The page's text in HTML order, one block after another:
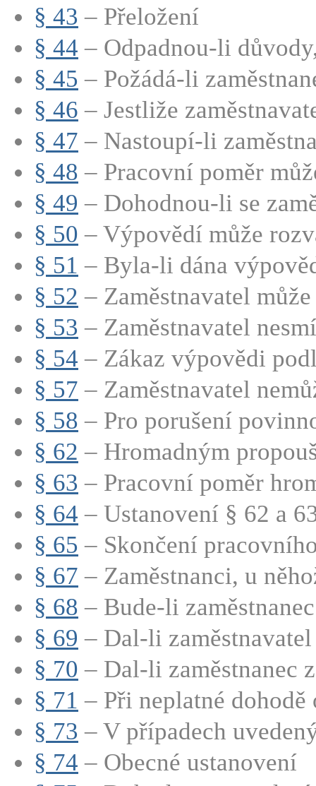
§ 43 – Přeložení
§ 44 – Odpadnou-li
§ 45 – Požádá-li
§ 46 – Jestliže
§ 47 – Nastoupí-li
§ 48 – Pracovní poměr
§ 49 – Dohodnou-li se
§ 50 – Výpovědí může
§ 51 – Byla-li dána
§ 52 – Zaměstnavatel
§ 53 – Zaměstnavatel
§ 54 – Zákaz výpovědi
§ 57 – Zaměstnavatel
§ 58 – Pro porušení
§ 62 – Hromadným
§ 63 – Pracovní poměr
§ 64 – Ustanovení § 62 a
§ 65 – Skončení
§ 67 – Zaměstnanci, u
§ 68 – Bude-li
§ 69 – Dal-li zaměstnavatel
§ 70 – Dal-li zaměstnanec
§ 71 – Při neplatné dohodě
§ 73 – V případech
§ 74 – Obecné ustanovení